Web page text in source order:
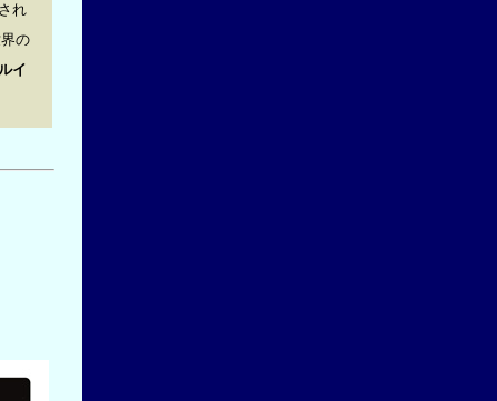
れ
の
イ